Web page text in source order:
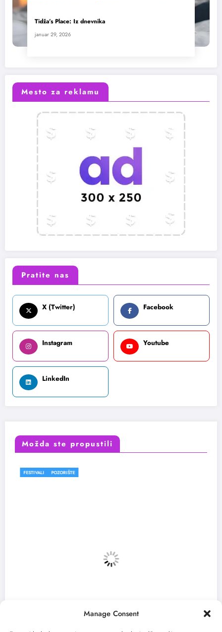
Manage Consent
Tidža’s Place: Iz dnevnika
januar 29, 2026
Mesto za reklamu
Pratite nas
X (Twitter) Facebook
Instagram Youtube
LinkedIn
Možda ste propustili